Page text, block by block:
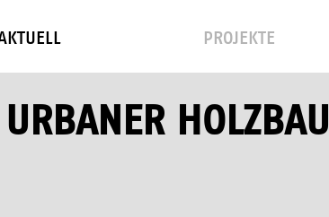
PROJEKTE
HOLZBAU